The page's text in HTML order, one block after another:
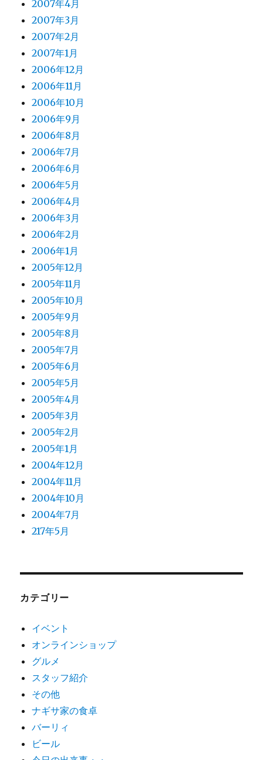
2007年4月
2007年3月
2007年2月
2007年1月
2006年12月
2006年11月
2006年10月
2006年9月
2006年8月
2006年7月
2006年6月
2006年5月
2006年4月
2006年3月
2006年2月
2006年1月
2005年12月
2005年11月
2005年10月
2005年9月
2005年8月
2005年7月
2005年6月
2005年5月
2005年4月
2005年3月
2005年2月
2005年1月
2004年12月
2004年11月
2004年10月
2004年7月
217年5月
カテゴリー
イベント
オンラインショップ
グルメ
スタッフ紹介
その他
ナギサ家の食卓
バーリィ
ビール